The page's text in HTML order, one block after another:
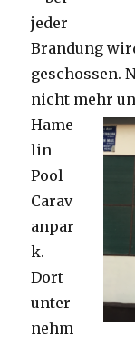
jeder
Brandung
geschossen.
nicht mehr
Hame
lin
Pool
Carav
anpar
k.
Dort
unter
nehm